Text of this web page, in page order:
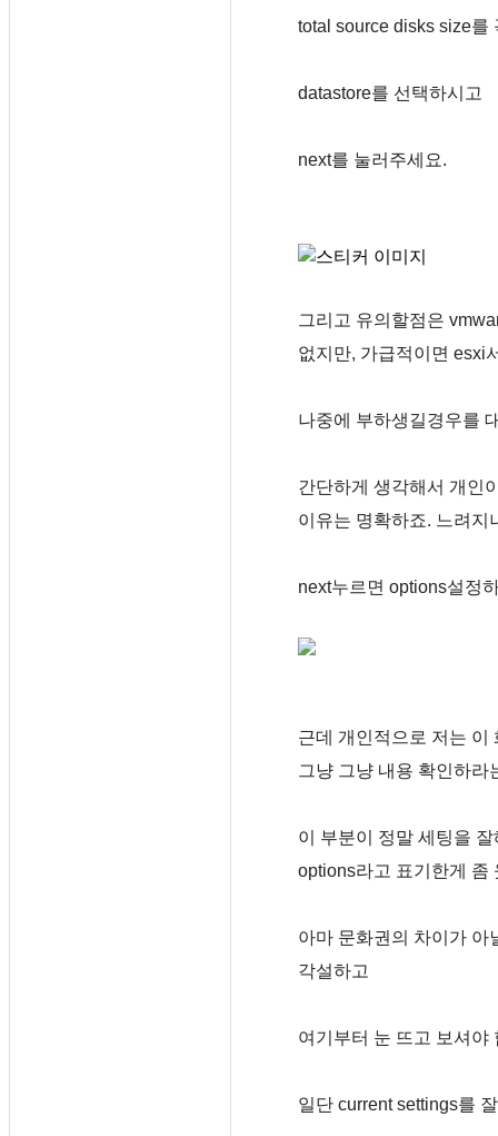
total source disks size를
datastore를 선택하시고
next를 눌러주세요.
그리고 유의할점은
없지만, 가급적이면 esxi
나중에 부하생길경우를
간단하게 생각해서 개인
이유는 명확하죠. 느려지
next누르면 options설정
근데 개인적으로 저는
그냥 그냥 내용 확인하라
이 부분이 정말 세팅을
options라고 표기한게 좀
아마 문화권의 차이가 아
각설하고
여기부터 눈 뜨고 보셔야
일단 current settings를